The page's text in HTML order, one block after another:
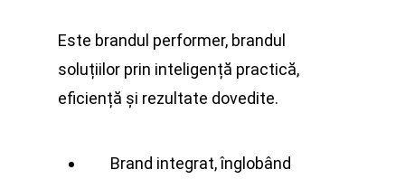
Este brandul performer, brandul
soluțiilor prin inteligență practică,
eficiență și rezultate dovedite.
Brand integrat, înglobând